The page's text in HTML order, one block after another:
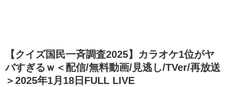
【クイズ国民一斉調査2025】カラオケ1位がヤ
バすぎるｗ＜配信/無料動画/見逃し/TVer/再放送
＞2025年1月18日FULL LIVE